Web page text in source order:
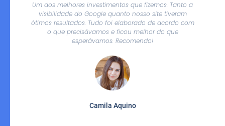
Um dos melhores investimentos que fizemos. Tanto a
visibilidade do Google quanto nosso site tiveram
ótimos resultados. Tudo foi elaborado de acordo com
o que precisávamos e ficou melhor do que
esperávamos. Recomendo!
Camila Aquino